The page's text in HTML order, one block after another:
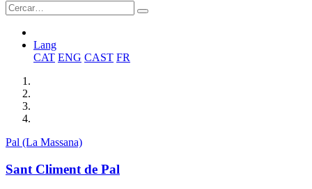
Lang
CAT ENG CAST FR
Pal (La Massana)
Sant Climent de Pal